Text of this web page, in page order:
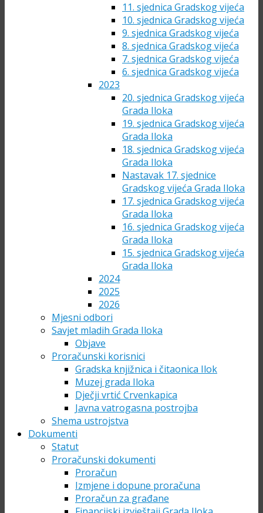
11. sjednica Gradskog vijeća
10. sjednica Gradskog vijeća
9. sjednica Gradskog vijeća
8. sjednica Gradskog vijeća
7. sjednica Gradskog vijeća
6. sjednica Gradskog vijeća
2023
20. sjednica Gradskog vijeća
Grada Iloka
19. sjednica Gradskog vijeća
Grada Iloka
18. sjednica Gradskog vijeća
Grada Iloka
Nastavak 17. sjednice
Gradskog vijeća Grada Iloka
17. sjednica Gradskog vijeća
Grada Iloka
16. sjednica Gradskog vijeća
Grada Iloka
15. sjednica Gradskog vijeća
Grada Iloka
2024
2025
2026
Mjesni odbori
Savjet mladih Grada Iloka
Objave
Proračunski korisnici
Gradska knjižnica i čitaonica Ilok
Muzej grada Iloka
Dječji vrtić Crvenkapica
Javna vatrogasna postrojba
Shema ustrojstva
Dokumenti
Statut
Proračunski dokumenti
Proračun
Izmjene i dopune proračuna
Proračun za građane